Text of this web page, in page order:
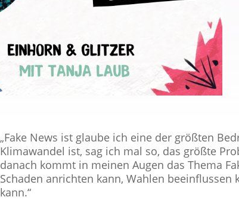
„Fake News ist glaube ich eine der größten
Klimawandel ist, sag ich mal so, das größte
danach kommt in meinen Augen das Thema
Schaden anrichten kann, Wahlen
kann.“